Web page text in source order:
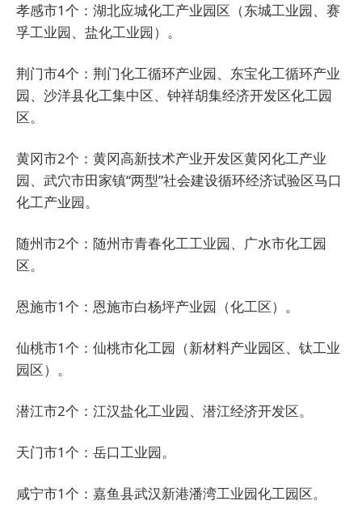
孝感市1个：湖北应城化工产业园区（东城工业园、赛
孚工业园、盐化工业园）。
荆门市4个：荆门化工循环产业园、东宝化工循环产业
园、沙洋县化工集中区、钟祥胡集经济开发区化工园
区。
黄冈市2个：黄冈高新技术产业开发区黄冈化工产业
园、武穴市田家镇“两型”社会建设循环经济试验区马口
化工产业园。
随州市2个：随州市青春化工工业园、广水市化工园
区。
恩施市1个：恩施市白杨坪产业园（化工区）。
仙桃市1个：仙桃市化工园（新材料产业园区、钛工业
园区）。
潜江市2个：江汉盐化工业园、潜江经济开发区。
天门市1个：岳口工业园。
咸宁市1个：嘉鱼县武汉新港潘湾工业园化工园区。